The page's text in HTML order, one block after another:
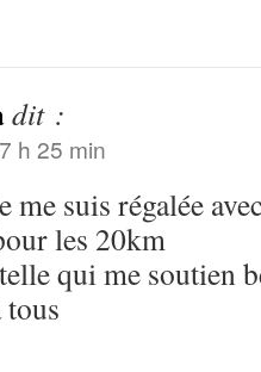
dit :
h 25 min
me suis régalée
les 20km
qui me soutien